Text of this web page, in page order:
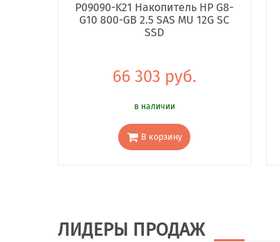
P09090-K21 Накопитель HP G8-
G10 800-GB 2.5 SAS MU 12G SC
SSD
66 303 руб.
в наличии
В корзину
ЛИДЕРЫ ПРОДАЖ